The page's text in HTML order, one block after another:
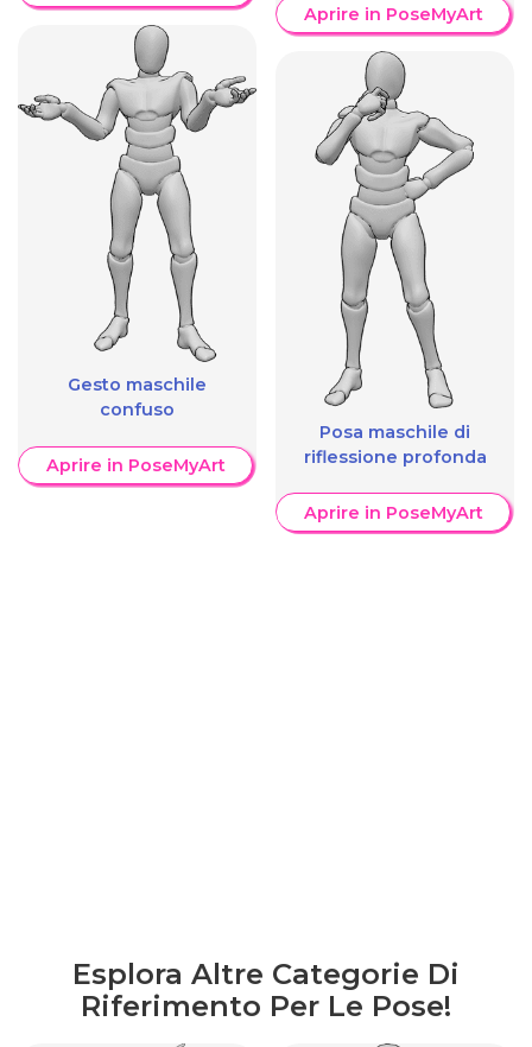
Gesto maschile
confuso
Aprire in PoseMyArt
Aprire in PoseMyArt
Posa maschile di
riflessione profonda
Aprire in PoseMyArt
Esplora Altre Categorie Di
Riferimento Per Le Pose!